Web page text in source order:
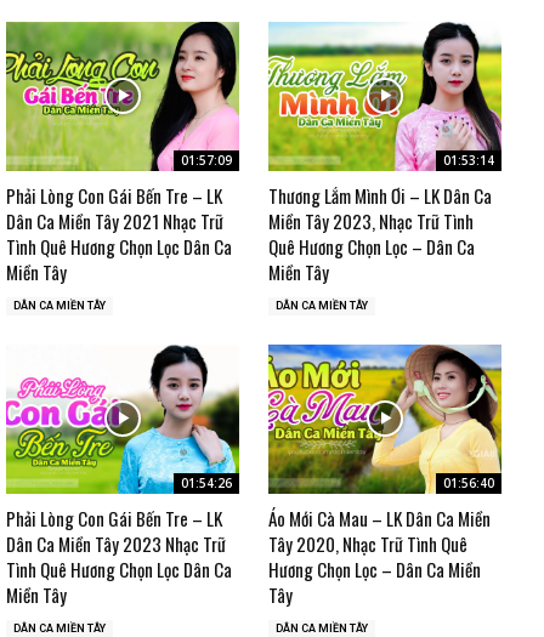
01:57:09
Phải Lòng Con Gái Bến Tre – LK
Dân Ca Miền Tây 2021 Nhạc Trữ
Tình Quê Hương Chọn Lọc Dân Ca
Miền Tây
DÂN CA MIỀN TÂY
01:53:14
Thương Lắm Mình Ơi – LK Dân Ca
Miền Tây 2023, Nhạc Trữ Tình
Quê Hương Chọn Lọc – Dân Ca
Miền Tây
DÂN CA MIỀN TÂY
01:54:26
Phải Lòng Con Gái Bến Tre – LK
Dân Ca Miền Tây 2023 Nhạc Trữ
Tình Quê Hương Chọn Lọc Dân Ca
Miền Tây
DÂN CA MIỀN TÂY
01:56:40
Áo Mới Cà Mau – LK Dân Ca Miền
Tây 2020, Nhạc Trữ Tình Quê
Hương Chọn Lọc – Dân Ca Miền
Tây
DÂN CA MIỀN TÂY